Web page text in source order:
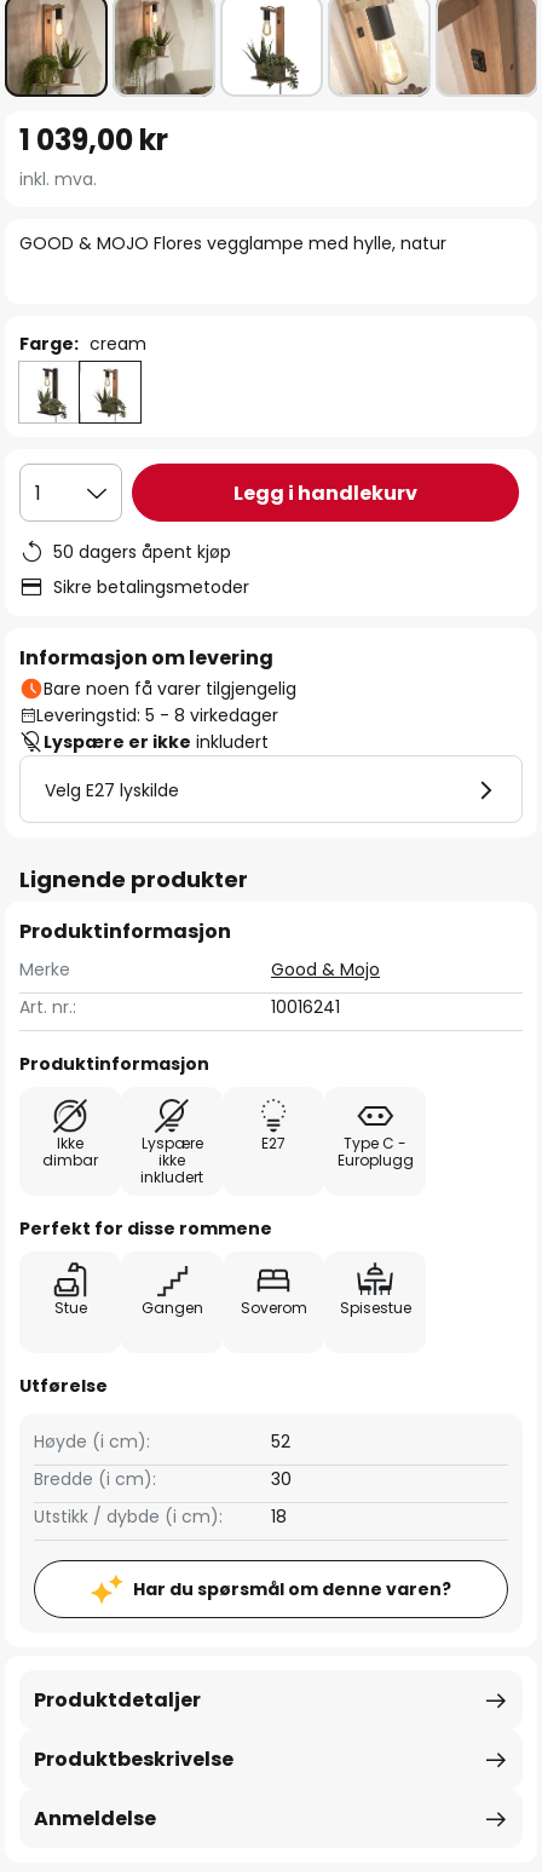
begynnelsen
bildegalleri
GOOD & MOJO Flores vegglampe med hylle, natur
1 039,00 kr
inkl. mva.
Farge: cream
1 Legg i handlekurv
50 dagers åpent kjøp
Sikre betalingsmetoder
Informasjon om levering
Bare noen få varer tilgjengelig
Leveringstid: 5 - 8 virkedager
Lyspære er ikke inkludert
Velg E27 lyskilde
Lignende produkter
Produktinformasjon
Merke
Good & Mojo
Art. nr.:
10016241
Produktinformasjon
Ikke
dimbar
Lyspære
ikke
inkludert
E27
Type C -
Europlugg
Perfekt for disse rommene
Stue Gangen Soverom Spisestue
Utførelse
Bredde (i cm): 30
Høyde (i cm): 52
Utstikk / dybde (i cm): 18
Har du spørsmål om denne varen?
Produktbeskrivelse
Produktdetaljer
Anmeldelse